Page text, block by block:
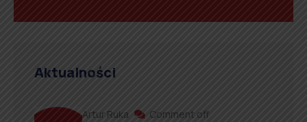
Aktualności
Artur Ruka Comment off